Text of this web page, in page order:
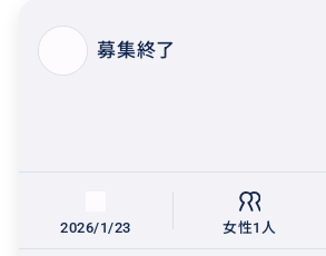
募集終了
2026/1/23 女性1人